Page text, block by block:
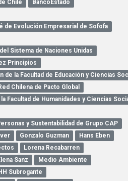
Chile
BancoEstado
de Evolución Empresarial de Sofofa
Sistema de Naciones Unidas
Principios
de la Facultad de Educación y Ciencias
Chilena de Pacto Global
Facultad de Humanidades y Ciencias
y Sustentabilidad de Grupo CAP
Gonzalo Guzman
Hans Eben
Lorena Recabarren
Sanz
Medio Ambiente
Subrogante